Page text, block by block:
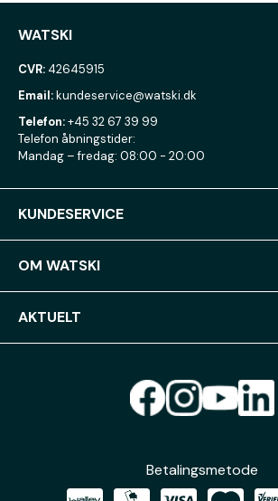
WATSKI
CVR: 42645915
Email:kundeservice@watski.dk
Telefon:+45 32 67 39 99
Telefon åbningstider:
Mandag – fredag: 08:00 - 20:00
KUNDESERVICE
OM WATSKI
AKTUELT
Betalingsmetode